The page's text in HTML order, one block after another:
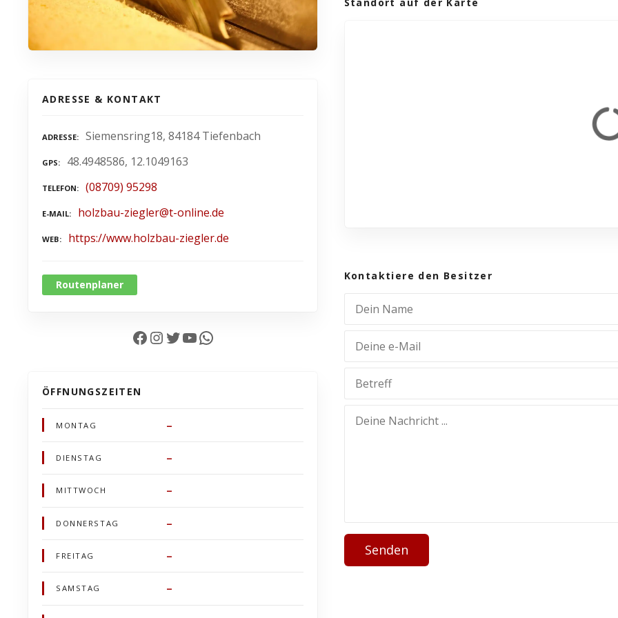
ADRESSE & KONTAKT
ADRESSE Siemensring18, 84184 Tiefenbach
GPS 48.4948586, 12.1049163
TELEFON (08709) 95298
E-MAIL holzbau-ziegler@t-online.de
WEB https://www.holzbau-ziegler.de
Routenplaner
Facebook InstagramTwitter YouTube WhatsApp
ÖFFNUNGSZEITEN
MONTAG –
DIENSTAG –
MITTWOCH –
DONNERSTAG –
FREITAG –
SAMSTAG –
Kontaktiere den Besitzer
Senden